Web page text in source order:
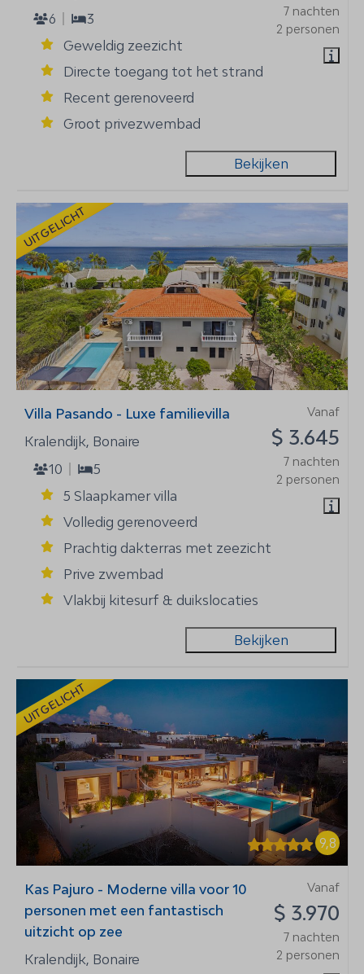
7 nachten
2 personen
6
3
Geweldig zeezicht
Directe toegang tot het strand
Recent gerenoveerd
Groot privezwembad
Bekijken
UITGELICHT
Vanaf
$ 3.645
7 nachten
2 personen
Villa Pasando - Luxe familievilla
Kralendijk, Bonaire
10
5
5 Slaapkamer villa
Volledig gerenoveerd
Prachtig dakterras met zeezicht
Prive zwembad
Vlakbij kitesurf & duikslocaties
Bekijken
UITGELICHT
9,8
Vanaf
$ 3.970
7 nachten
2 personen
Kas Pajuro - Moderne villa voor 10
personen met een fantastisch
uitzicht op zee
Kralendijk, Bonaire